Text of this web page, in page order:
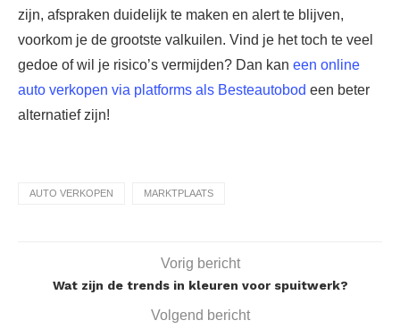
zijn, afspraken duidelijk te maken en alert te blijven,
voorkom je de grootste valkuilen. Vind je het toch te veel
gedoe of wil je risico’s vermijden? Dan kan een online
auto verkopen via platforms als Besteautobod een beter
alternatief zijn!
AUTO VERKOPEN MARKTPLAATS
Vorig bericht
Wat zijn de trends in kleuren voor spuitwerk?
Volgend bericht